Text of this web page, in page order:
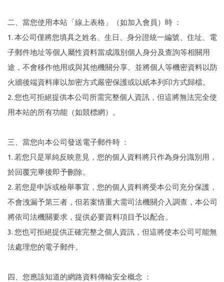
二、當您使用本站「線上表格」（如加入會員）時 ：
1. 本公司僅將您填具之姓名、生日、身分證統一編號、住址、電
子郵件地址等個人屬性資料當成識別個人身分及查詢等相關用
途，不會移作他用或與其他機關分享。並將個人等機密資料以防
火牆後端資料庫以加密方式嚴密保護或以紙本列印方式歸檔。
2. 您也可拒絕提供本公司所需完整個人資訊，但這將無法完全使
用本站的所有功能（如競標網）。
三、當您向本公司發送電子郵件時 ：
1. 若您只是單純反映意見，您的個人資料將只作為身分識別用，
於回覆完畢後即予刪除。
2. 若您是申訴或檢舉事宜，您的個人資料將受本公司充分保護，
不會洩漏予第三者，但若案情重大需司法機關介入調查，本公司
將依司法機關要求，提供必要資料項目予以配合。
3. 您也可拒絕提供正確完整之個人資訊，但這將使本公司可能無
法處理您的電子郵件。
四、您應該知道的網路資料傳輸安全概念 ：